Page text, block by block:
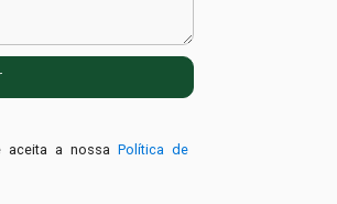
aceita a nossaPolítica de